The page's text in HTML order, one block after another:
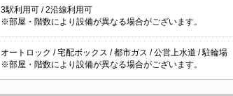
3駅利用可 / 2沿線利用可
※部屋・階数により設備が異なる場合がございます。
オートロック / 宅配ボックス / 都市ガス / 公営上水道 / 駐輪場
※部屋・階数により設備が異なる場合がございます。